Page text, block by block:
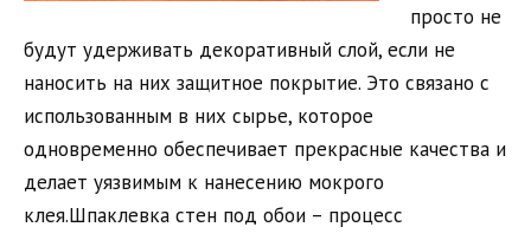
просто не
будут удерживать декоративный слой, если не
наносить на них защитное покрытие. Это связано с
использованным в них сырье, которое
одновременно обеспечивает прекрасные качества и
делает уязвимым к нанесению мокрого
клея.Шпаклевка стен под обои – процесс